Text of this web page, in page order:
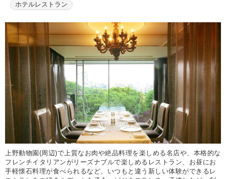
ホテルレストラン
上野動物園(周辺)で上質なお肉や絶品料理を楽しめる名店や、本格的な
フレンチイタリアンがリーズナブルで楽しめるレストラン、お昼にお
手軽懐石料理が食べられるなど、いつもと違う新しい体験ができるレ